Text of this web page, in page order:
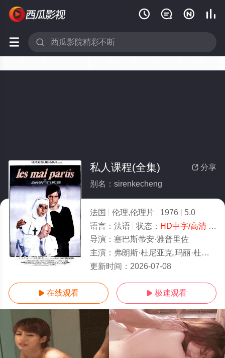
   
 
1-1全集/大结局
 分享
私人课程(全集)
别名：sirenkecheng
法国 伦理,伦理片 1976
5.0
语言： 法语 状态： HD中字/高清- 免费在线观看
导演： 塞巴斯蒂安·雅普里佐
主演： 弗朗斯·杜尼亚克,玛丽·杜布瓦,让·加旺,Olivier,Jallageas,Pascale,Roberts,
更新时间： 2026-07-08
 在线观看  极速观看